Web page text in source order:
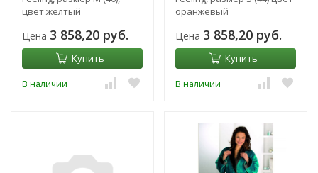
цвет жёлтый
Цена 3 858,20 руб.
Купить
В наличии
оранжевый
Цена 3 858,20 руб.
Купить
В наличии